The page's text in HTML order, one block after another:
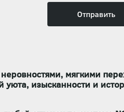
мягкими
изысканности и